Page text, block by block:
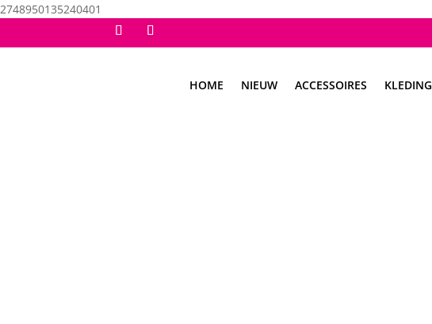
2748950135240401
HOME NIEUW ACCESSOIRES KLEDING